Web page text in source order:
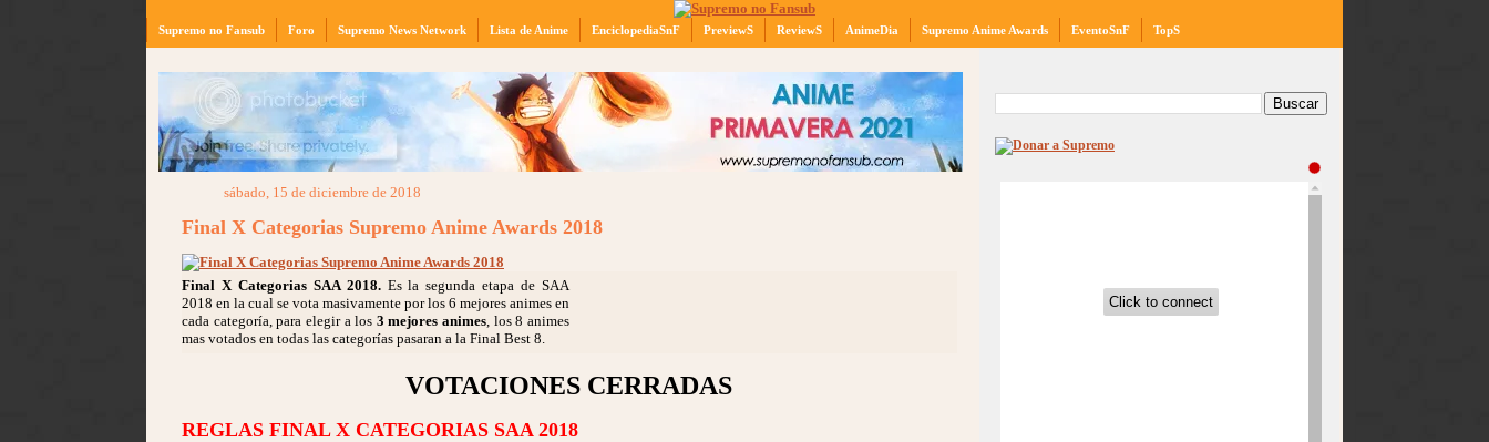
Supremo no Fansub Foro Supremo News Network Lista de Anime EnciclopediaSnF PreviewS ReviewS AnimeDia Supremo Anime Awards EventoSnF TopS
sábado, 15 de diciembre de 2018
Final X Categorias Supremo Anime Awards 2018
Final X Categorias SAA 2018.Es la segunda etapa de SAA
2018 en la cual se vota masivamente por los 6 mejores animes en
cada categoría, para elegir a los 3 mejores animes , los 8 animes
mas votados en todas las categorías pasaran a la Final Best 8.
VOTACIONES CERRADAS
REGLAS FINAL X CATEGORIAS SAA 2018